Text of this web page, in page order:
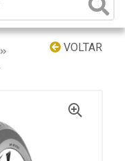
VOLTAR